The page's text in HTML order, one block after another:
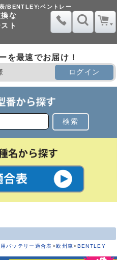
/BENTLEY:ベントレー
な
ト
を最速でお届け！
ログイン
検索
バッテリー適合表>欧州車> BENTLEY